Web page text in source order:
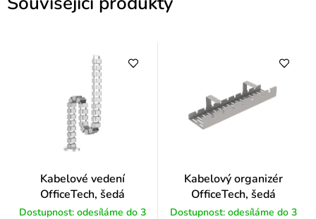
Kabelové vedení
OfficeTech, šedá
Dostupnost: odesíláme do 3
Kabelový organizér
OfficeTech, šedá
Dostupnost: odesíláme do 3